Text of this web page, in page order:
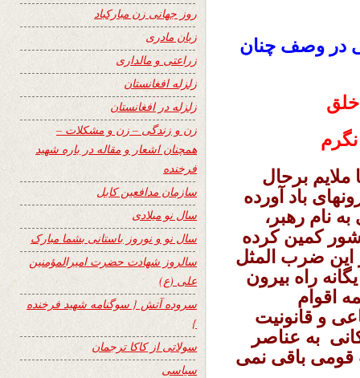
در وصف چنان
خلق
ملایم برحال
باد آورده
نام رهبر،
کمین کرده
این ضرب المثل
راه بیرون
اقوام
و قانونیت
به عناصر
قومی باقی نمی
روز جهانی زن مبارکباد
زبان مادری
زراعتی و مالداری
زلزله افغانستان
زلزله در افغانستان
زن و زندگی – زن و مشکلات –
همچنان اشعار و مقاله در باره شهید
فرخنده
سازمان مدافعین کابل
سال نو میلادی
سال نو و نوروز باستانی بشما مبارک
سالروز شهادت حضرت امیرالمؤمنین
علی (ع)
سروده آتش { سوگنامه شهید فرخنده
}
سولاتی از کاکا ترجمان
سیاسی